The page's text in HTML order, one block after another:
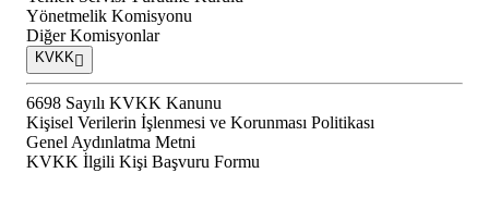
Yönetmelik Komisyonu
Diğer Komisyonlar
KVKK
6698 Sayılı KVKK Kanunu
Kişisel Verilerin İşlenmesi ve Korunması Politikası
Genel Aydınlatma Metni
KVKK İlgili Kişi Başvuru Formu